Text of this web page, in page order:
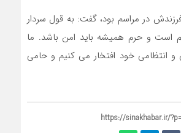
در مراسم بود، گفت: به قول سردار
است و حرم همیشه باید امن باشد. ما
و انتظامی خود افتخار می کنیم و حامی
https://sinakhabar.ir/